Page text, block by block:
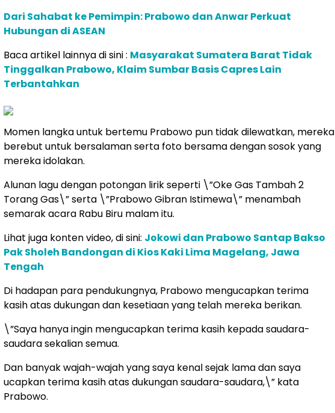
Dari Sahabat ke Pemimpin: Prabowo dan Anwar Perkuat
Hubungan di ASEAN
Baca artikel lainnya di sini : Masyarakat Sumatera Barat Tidak
Tinggalkan Prabowo, Klaim Sumbar Basis Capres Lain
Terbantahkan
Momen langka untuk bertemu Prabowo pun tidak dilewatkan, mereka
berebut untuk bersalaman serta foto bersama dengan sosok yang
mereka idolakan.
Alunan lagu dengan potongan lirik seperti \”Oke Gas Tambah 2
Torang Gas\” serta \”Prabowo Gibran Istimewa\” menambah
semarak acara Rabu Biru malam itu.
Lihat juga konten video, di sini: Jokowi dan Prabowo Santap Bakso
Pak Sholeh Bandongan di Kios Kaki Lima Magelang, Jawa
Tengah
Di hadapan para pendukungnya, Prabowo mengucapkan terima
kasih atas dukungan dan kesetiaan yang telah mereka berikan.
\”Saya hanya ingin mengucapkan terima kasih kepada saudara-
saudara sekalian semua.
Dan banyak wajah-wajah yang saya kenal sejak lama dan saya
ucapkan terima kasih atas dukungan saudara-saudara,\” kata
Prabowo.